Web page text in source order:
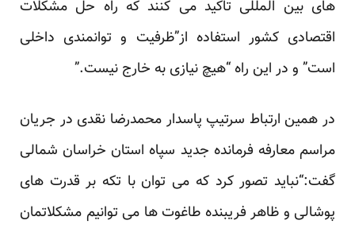
های بین المللی تاکید می کنند که راه حل مشکلات
اقتصادی کشور استفاده از”ظرفیت و توانمندی داخلی
است” و در این راه “هیچ نیازی به خارج نیست.”
در همین ارتباط سرتیپ پاسدار محمدرضا نقدی در جریان
مراسم معارفه فرمانده جدید سپاه استان خراسان شمالی
گفت:“نباید تصور کرد که می توان با تکه بر قدرت های
پوشالی و ظاهر فریبنده طاغوت ها می توانیم مشکلاتمان